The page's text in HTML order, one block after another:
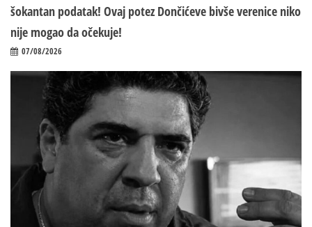
šokantan podatak! Ovaj potez Dončićeve bivše verenice niko
nije mogao da očekuje!
07/08/2026